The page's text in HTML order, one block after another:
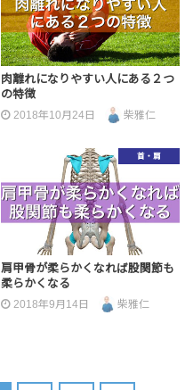
肉離れになりやすい人にある２つ
の特徴
2018年10月24日 柴雅仁
首・肩
肩甲骨が柔らかくなれば股関節も
柔らかくなる
2018年9月14日 柴雅仁